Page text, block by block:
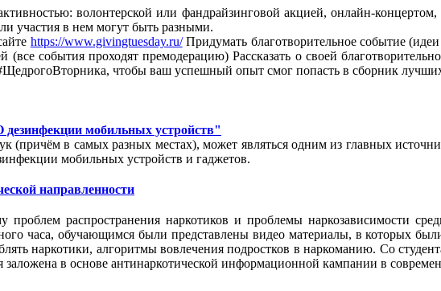
волонтерской или фандрайзинговой акцией, онлайн-
участия в нем могут быть разными.
https://www.givingtuesday.ru/Придумать благотворительное событие
события проходят премодерацию) Рассказать о своей
чтобы ваш успешный опыт смог попасть в сборник
мобильных устройств"
в самых разных местах), может являться одним из главных
мобильных устройств и гаджетов.
направленности
распространения наркотиков и проблемы наркозависимости
часа, обучающимся были представлены видео материалы, в которых
наркотики, алгоритмы вовлечения подростков в наркоманию. Со
заложена в основе антинаркотической информационной кампании в